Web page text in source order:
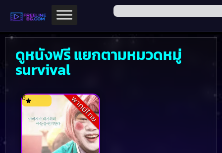
ดูหนังฟรี แยกตามหมวดหมู่
survival
พากย์ไทย
6